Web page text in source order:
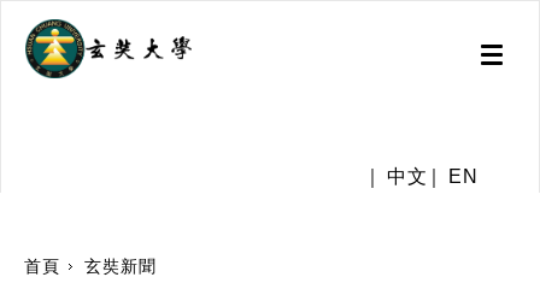
Toggle
中文 EN
首頁 玄奘新聞